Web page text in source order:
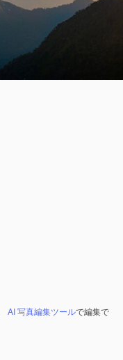
AI 写真編集ツールで編集で